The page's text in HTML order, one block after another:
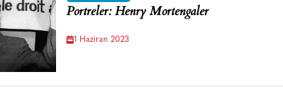
Portreler: Henry Mortengaler
1 Haziran 2023